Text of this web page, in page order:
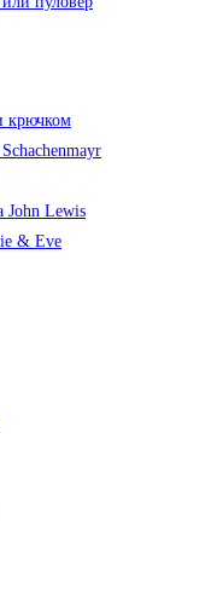
крючком
John Lewis
& Eve